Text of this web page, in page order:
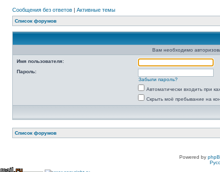
Сообщения без ответов | Активные темы
Список форумов
Вам необходимо
Имя пользователя:
Пароль:
Забыли пароль?
Автоматически входить при
Скрыть моё пребывание на
Список форумов
Powered by